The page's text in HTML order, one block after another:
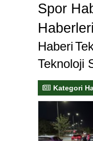
Spor
Haberleri
Haberi
Teknoloji
Kategori